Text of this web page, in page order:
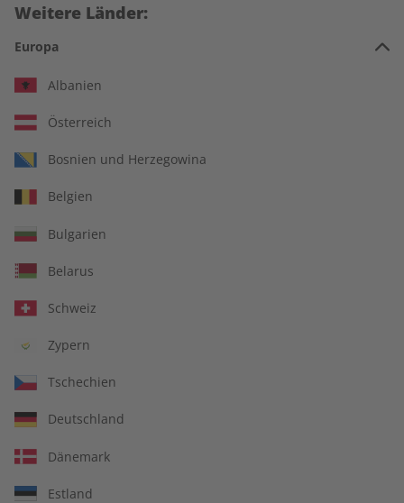
Alles inklusive: eMagazine, digitales
Übungsheft und Audiotrainer
Weitere Länder:
Europa
Albanien
Österreich
Bosnien und Herzegowina
Belgien
Bulgarien
Belarus
Schweiz
Zypern
Tschechien
Deutschland
Dänemark
Estland